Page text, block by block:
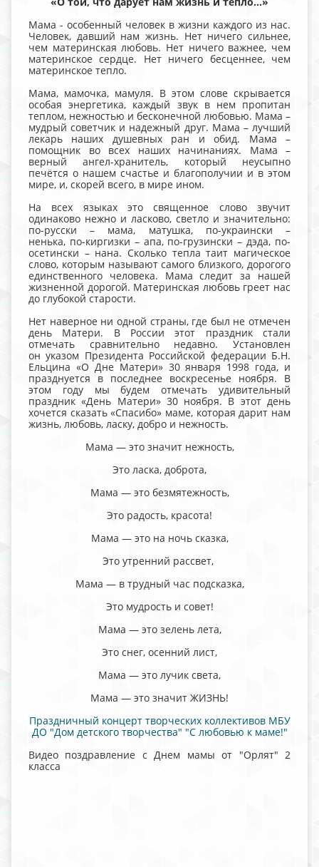
Мама - особенный человек в жизни каждого из нас.
Человек, давший нам жизнь. Нет ничего сильнее,
чем материнская любовь. Нет ничего важнее, чем
материнское сердце. Нет ничего бесценнее, чем
материнское тепло.
Мама, мамочка, мамуля. В этом слове скрывается
особая энергетика, каждый звук в нем пропитан
теплом, нежностью и бесконечной любовью. Мама –
мудрый советчик и надежный друг. Мама – лучший
лекарь наших душевных ран и обид. Мама –
помощник во всех наших начинаниях. Мама –
верный ангел-хранитель, который неусыпно
печётся о нашем счастье и благополучии и в этом
мире, и, скорей всего, в мире ином.
На всех языках это священное слово звучит
одинаково нежно и ласково, светло и значительно:
по-русски – мама, матушка, по-украински –
ненька, по-киргизки – апа, по-грузински – дэда, по-
осетински – нана. Сколько тепла таит магическое
слово, которым называют самого близкого, дорогого
единственного человека. Мама следит за нашей
жизненной дорогой. Материнская любовь греет нас
до глубокой старости.
Нет наверное ни одной страны, где был не отмечен
день Матери. В России этот праздник стали
отмечать сравнительно недавно. Установлен
он указом Президента Российской федерации Б.Н.
Ельцина «О Дне Матери» 30 января 1998 года, и
празднуется в последнее воскресенье ноября. В
этом году мы будем отмечать удивительный
праздник «День Матери» 30 ноября. В этот день
хочется сказать «Спасибо» маме, которая дарит нам
жизнь, любовь, ласку, добро и нежность.
Мама — это значит нежность,
Это ласка, доброта,
Мама — это безмятежность,
Это радость, красота!
Мама — это на ночь сказка,
Это утренний рассвет,
Мама — в трудный час подсказка,
Это мудрость и совет!
Мама — это зелень лета,
Это снег, осенний лист,
Мама — это лучик света,
Мама — это значит ЖИЗНЬ!
Праздничный концерт творческих коллективов МБУ
ДО "Дом детского творчества" "С любовью к маме!"
Видео поздравление с Днем мамы от "Орлят" 2
класса